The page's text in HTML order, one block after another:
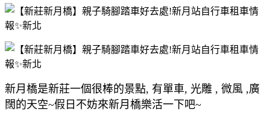
新月橋是新莊一個很棒的景點, 有單車, 光雕 , 微風 ,廣
闊的天空~假日不妨來新月橋樂活一下吧~